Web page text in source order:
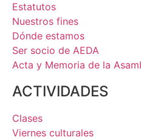
Estatutos
Nuestros fines
Dónde estamos
Ser socio de AEDA
Acta y Memoria de la
ACTIVIDADES
Clases
Viernes culturales